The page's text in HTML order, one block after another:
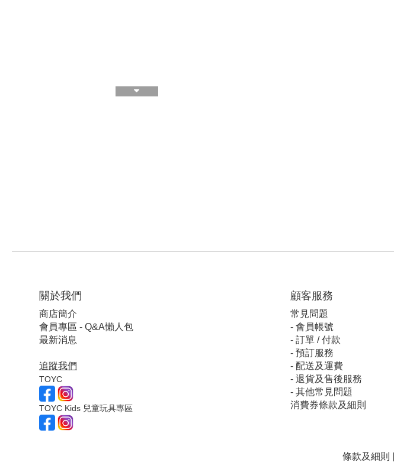
關於我們
商店簡介
會員專區 - Q&A懶人包
最新消息
追蹤我們
TOYC
TOYC Kids 兒童玩具專區
顧客服務
常見問題
- 會員帳號
- 訂單 / 付款
- 預訂服務
- 配送及運費
- 退貨及售後服務
- 其他常見問題
消費券條款及細則
條款及細則